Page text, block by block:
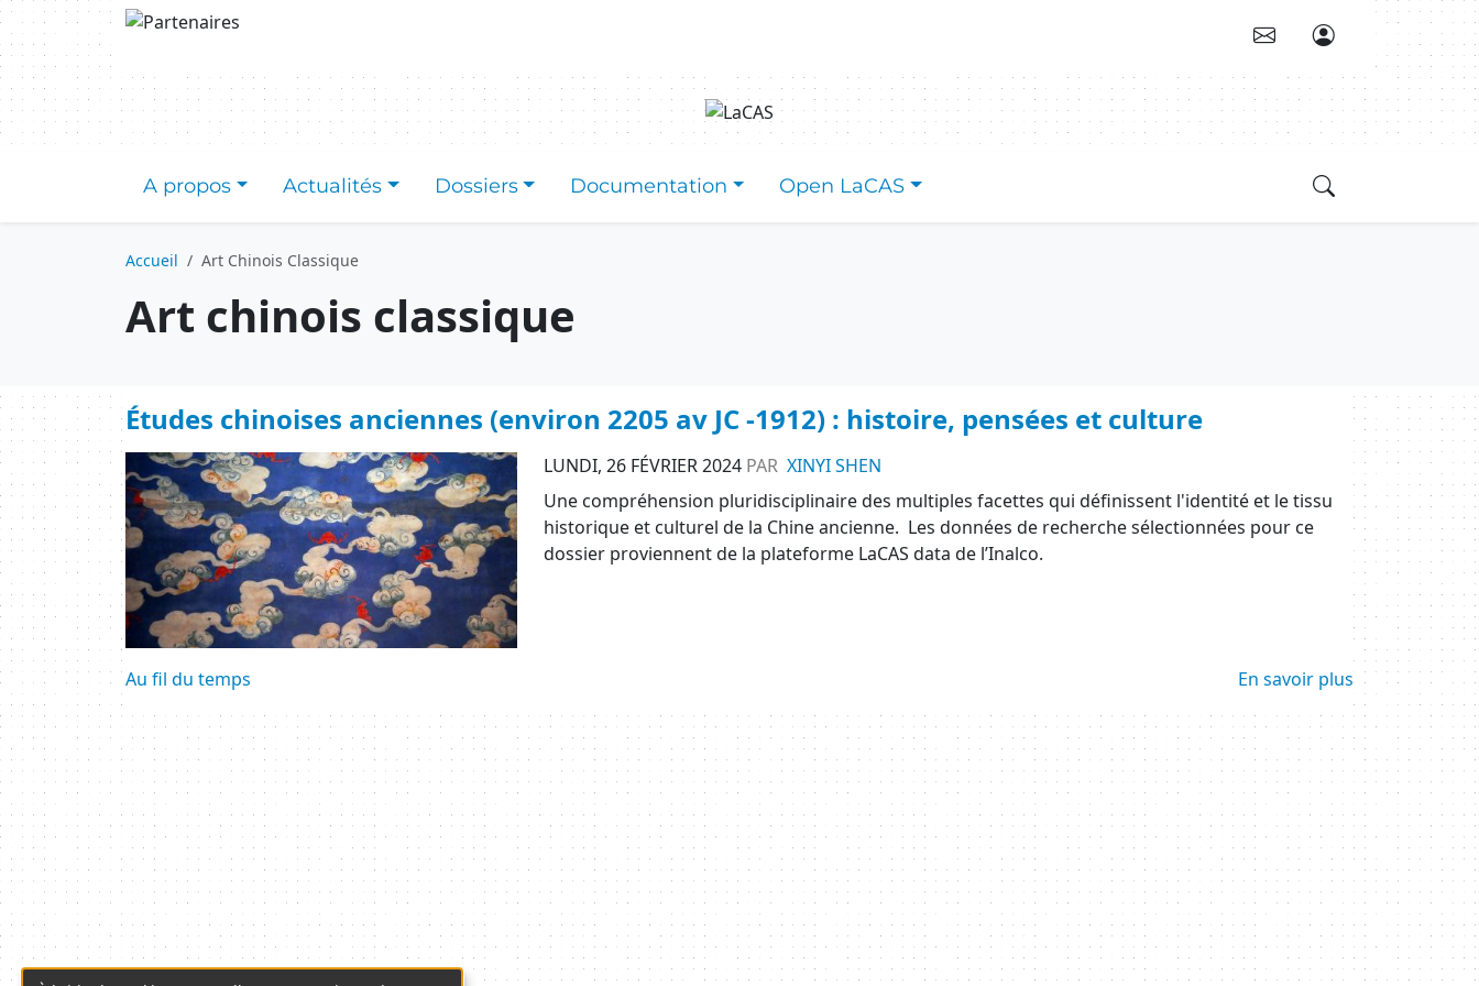
Aller au contenu principal
A propos Actualités Dossiers Documentation Open LaCAS
Accueil Art Chinois Classique
Art chinois classique
Études chinoises anciennes (environ 2205 av JC -1912) : histoire, pensées et culture
Image LUNDI, 26 FÉVRIER 2024 PAR XINYI SHEN
Une compréhension pluridisciplinaire des multiples facettes qui définissent l'identité et le tissu
historique et culturel de la Chine ancienne. Les données de recherche sélectionnées pour ce
dossier proviennent de la plateforme LaCAS data de l’Inalco.
Au fil du temps En savoir plus